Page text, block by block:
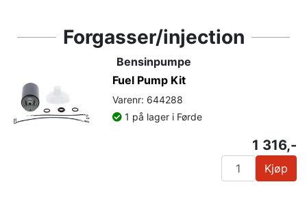
Forgasser/injection
Bensinpumpe
Fuel Pump Kit
Varenr: 644288
1 på lager i Førde
1 316,-
Kjøp